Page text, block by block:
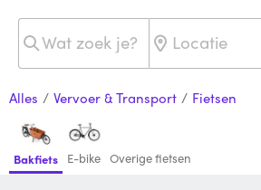
Alles / Vervoer & Transport / Fietsen
Bakfiets E-bike Overige fietsen